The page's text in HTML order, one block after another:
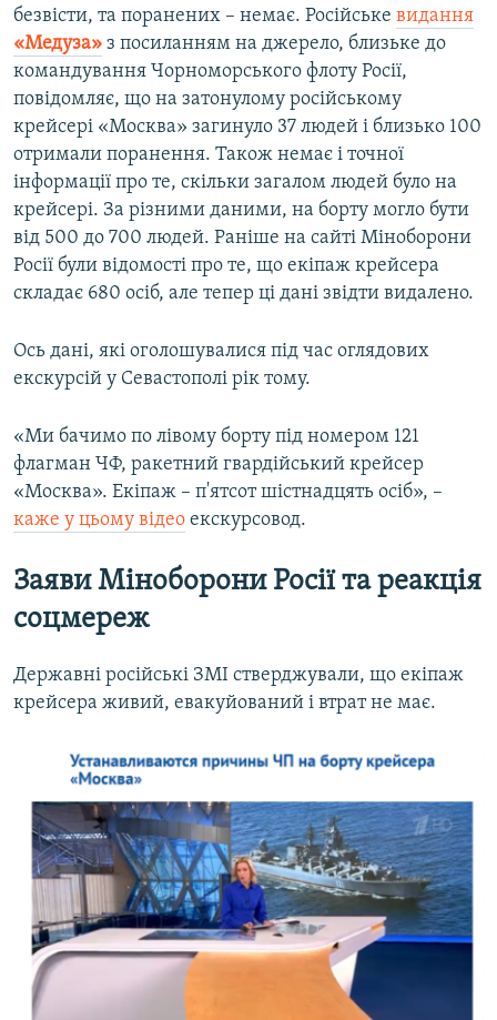
безвісти, та поранених – немає. Російське видання
«Медуза» з посиланням на джерело, близьке до
командування Чорноморського флоту Росії,
повідомляє, що на затонулому російському
крейсері «Москва» загинуло 37 людей і близько 100
отримали поранення. Також немає і точної
інформації про те, скільки загалом людей було на
крейсері. За різними даними, на борту могло бути
від 500 до 700 людей. Раніше на сайті Міноборони
Росії були відомості про те, що екіпаж крейсера
складає 680 осіб, але тепер ці дані звідти видалено.
Ось дані, які оголошувалися під час оглядових
екскурсій у Севастополі рік тому.
«Ми бачимо по лівому борту під номером 121
флагман ЧФ, ракетний гвардійський крейсер
«Москва». Екіпаж – п'ятсот шістнадцять осіб», –
каже у цьому відео екскурсовод.
Заяви Міноборони Росії та реакція
соцмереж
Державні російські ЗМІ стверджували, що екіпаж
крейсера живий, евакуйований і втрат не має.